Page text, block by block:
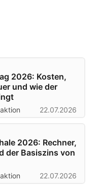
2026: Kosten,
und wie der
22.07.2026
2026: Rechner,
der Basiszins von
22.07.2026